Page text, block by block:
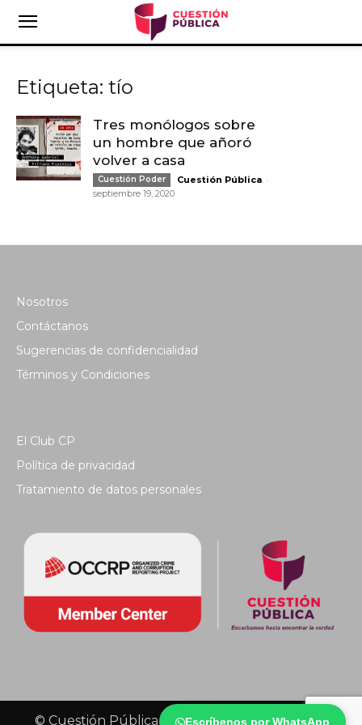
Escríbenos por WhatsApp
Etiqueta: tío
Tres monólogos sobre
un hombre que añoró
volver a casa
Cuestión Poder Cuestión Pública -
septiembre 19, 2020
Nosotros
Contáctanos
Sugerencias de confidencialidad
Términos y Condiciones
El Club CP
Política de privacidad
Tratamiento de datos personales
© Cuestión Pública 2018 - Todos los derechos